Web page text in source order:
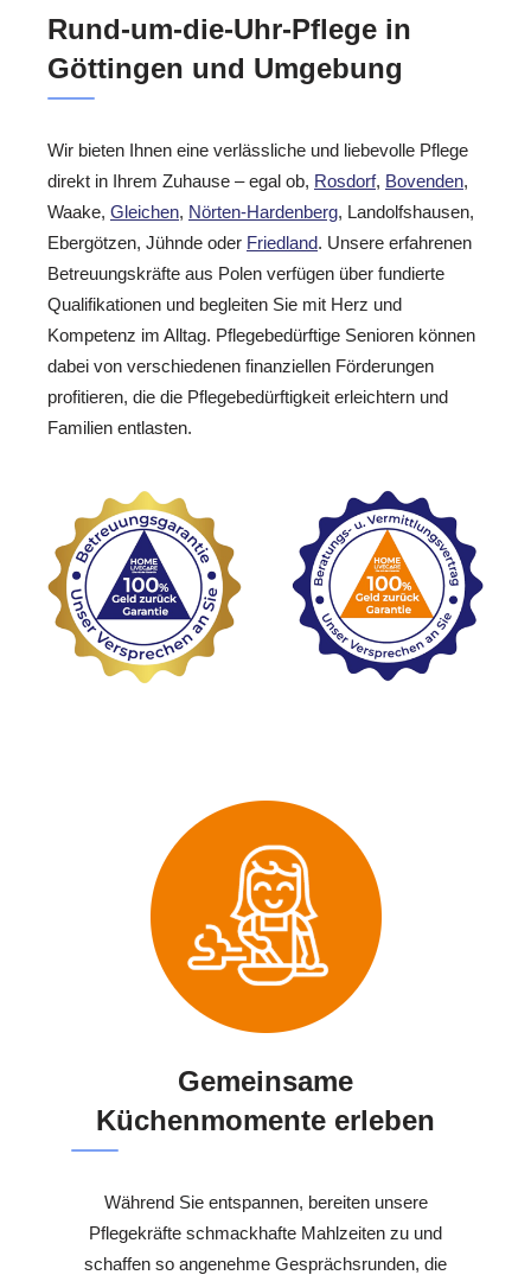
Rund-um-die-Uhr-Pflege in
Göttingen und Umgebung
Wir bieten Ihnen eine verlässliche und liebevolle Pflege
direkt in Ihrem Zuhause – egal ob, Rosdorf, Bovenden,
Waake, Gleichen, Nörten-Hardenberg, Landolfshausen,
Ebergötzen, Jühnde oder Friedland. Unsere erfahrenen
Betreuungskräfte aus Polen verfügen über fundierte
Qualifikationen und begleiten Sie mit Herz und
Kompetenz im Alltag. Pflegebedürftige Senioren können
dabei von verschiedenen finanziellen Förderungen
profitieren, die die Pflegebedürftigkeit erleichtern und
Familien entlasten.
Gemeinsame
Küchenmomente erleben
Während Sie entspannen, bereiten unsere
Pflegekräfte schmackhafte Mahlzeiten zu und
schaffen so angenehme Gesprächsrunden, die